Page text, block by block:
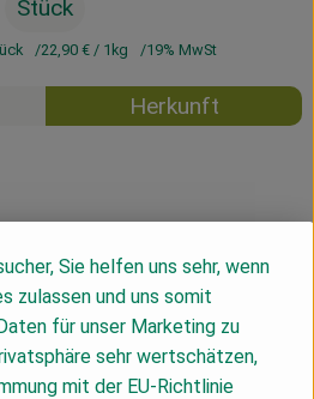
Stück
22,90 € / 1kg 19% MwSt
Herkunft
Sie helfen uns sehr, wenn
zulassen und uns somit
für unser Marketing zu
sehr wertschätzen,
mit der EU-Richtlinie